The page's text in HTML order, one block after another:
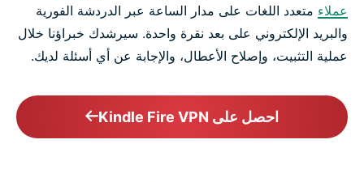
عملاء متعدد اللغات على مدار الساعة عبر الدردشة الفورية
والبريد الإلكتروني على بعد نقرة واحدة. سيرشدك خبراؤنا خلال
عملية التثبيت، وإصلاح الأعطال، والإجابة عن أي أسئلة لديك.
احصل على Kindle Fire VPN